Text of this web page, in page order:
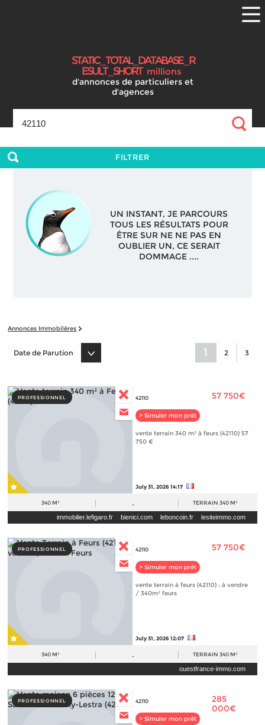
STAT
I
C_TOTA
L_DATABAS
E_R
ESUL
T_SHOR
T millions
d'annonces de particuliers et
d'agences
FILTRER
UN INSTANT, JE PARCOURS
TOUS LES RÉSULTATS POUR
ÊTRE SUR NE NE PAS EN
OUBLIER UN, CE SERAIT
DOMMAGE ....
Annonces Immobilères
1 2 3
Date de Parution
PROFESSIONNEL 42110
> Simuler mon prêt
57 750€
vente terrain 340 m² à feurs (42110) 57
750 €
July 31, 2026 14:17
340 M² - TERRAIN 340 M²
immobilier.lefigaro.fr bienici.com leboncoin.fr
lesiteimmo.com
PROFESSIONNEL 42110
> Simuler mon prêt
57 750€
vente terrain à feurs (42110) : à vendre
/ 340m² feurs
July 31, 2026 12:07
340 M² - TERRAIN 340 M²
ouestfrance-immo.com
PROFESSIONNEL 42110
> Simuler mon prêt
285
000€